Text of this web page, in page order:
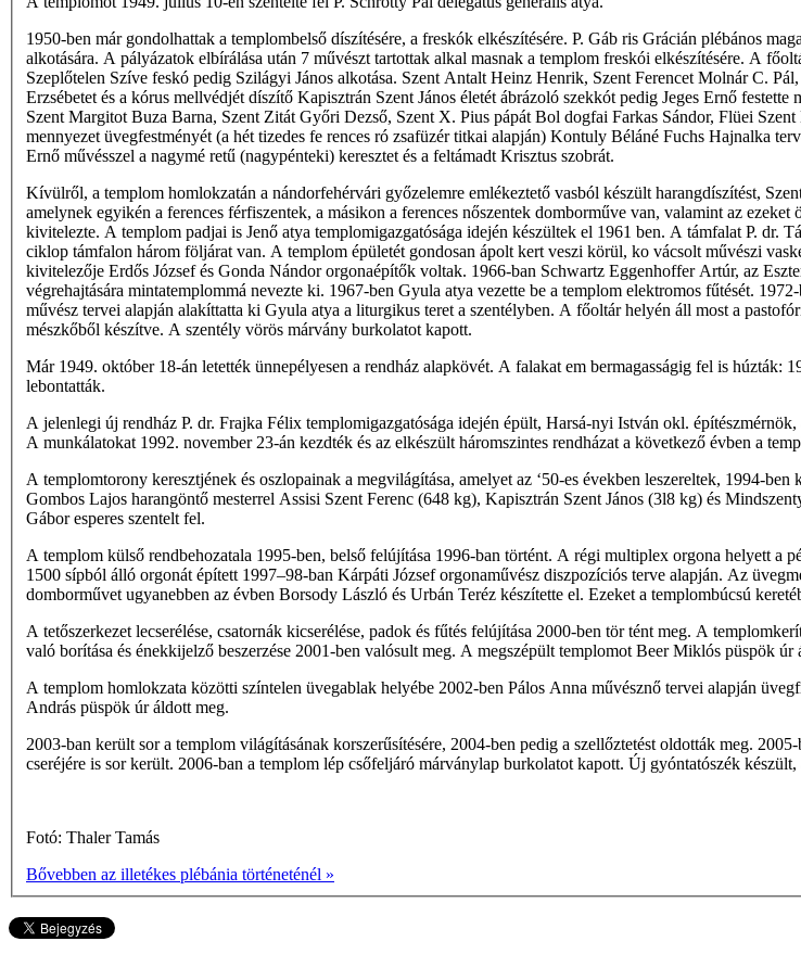
1950-ben már gondolhattak a templombelső díszítésére, a freskók elkészítésére. P. Gáb­ ris Grácián plébános
alkotására. A pályázatok elbírálása után 7 művészt tartottak alkal­ masnak a templom freskói elkészítésére. A
Szeplőtelen Szíve feskó pedig Szilágyi János alkotása. Szent Antalt Heinz Henrik, Szent Ferencet Molnár C.
Erzsébetet és a kórus mellvédjét díszítő Kapisztrán Szent János életét ábrázoló szekkót pedig Jeges Ernő
Szent Margitot Buza Barna, Szent Zitát Győri Dezső, Szent X. Pius pápát Bol­ dogfai Farkas Sándor, Flüei
mennyezet üvegfestményét (a hét tizedes fe­ rences ró­ zsafüzér titkai alapján) Kontuly Béláné Fuchs Hajnalka
Ernő művésszel a nagymé­ retű (nagypénteki) keresztet és a feltámadt Krisztus szobrát.
Kívülről, a templom homlokzatán a nándorfehérvári győzelemre emlékeztető vasból készült harangdíszítést,
amelynek egyikén a ferences férfiszentek, a másikon a ferences nőszentek domborműve van, valamint az
kivitelezte. A templom padjai is Jenő atya templomigazgatósága idején készültek el 1961 ben. A támfalat P. dr.
ciklop támfalon három följárat van. A templom épületét gondosan ápolt kert veszi körül, ko­ vácsolt művészi
kivitelezője Erdős József és Gonda Nándor orgonaépítők voltak. 1966-ban Schwartz Eggenhoffer Artúr, az
végrehajtására mintatemplommá nevezte ki. 1967-ben Gyula atya vezette be a templom elektromos fűtését.
művész tervei alapján alakíttatta ki Gyula atya a liturgikus teret a szentélyben. A főoltár helyén áll most a
mészkőből készítve. A szentély vörös márvány burkolatot kapott.
Már 1949. október 18-án letették ünnepélyesen a rendház alapkövét. A falakat em­ bermagasságig fel is
lebontatták.
A jelenlegi új rendház P. dr. Frajka Félix templomigazgatósága idején épült, Harsá-nyi István okl.
A munkálatokat 1992. november 23-án kezdték és az elkészült háromszintes rendházat a következő évben a
A templomtorony keresztjének és oszlopainak a megvilágítása, amelyet az ‘50-es években leszereltek, 1994-
Gombos Lajos harangöntő mesterrel Assisi Szent Ferenc (648 kg), Kapisztrán Szent János (3l8 kg) és
Gábor esperes szentelt fel.
A templom külső rendbehozatala 1995-ben, belső felújítása 1996-ban történt. A régi multiplex orgona helyett a
1500 sípból álló orgonát épített 1997–98-ban Kárpáti József orgonaművész diszpozíciós terve alapján. Az
domborművet ugyanebben az évben Borsody László és Urbán Teréz készítette el. Ezeket a templombúcsú
A tetőszerkezet lecserélése, csatornák kicserélése, padok és fűtés felújítása 2000-ben tör­ tént meg. A
való borítása és énekkijelző beszerzése 2001-ben valósult meg. A megszépült templomot Beer Miklós püspök úr
A templom homlokzata közötti színtelen üvegablak helyébe 2002-ben Pálos Anna művésznő tervei alapján
András püspök úr áldott meg.
2003-ban került sor a templom világításának korszerűsítésére, 2004-ben pedig a szellőztetést oldották meg.
cseréjére is sor került. 2006-ban a templom lép­ csőfeljáró márványlap burkolatot kapott. Új gyóntatószék
Fotó: Thaler Tamás
Bővebben az illetékes plébánia történeténél »